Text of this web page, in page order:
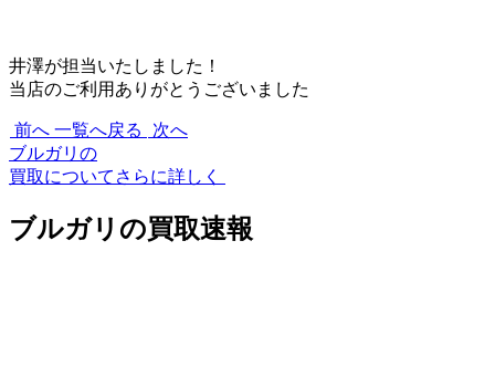
井澤が担当いたしました！
当店のご利用ありがとうございました
前へ 一覧へ戻る
次へ
ブルガリの
買取についてさらに詳しく
ブルガリの買取速報